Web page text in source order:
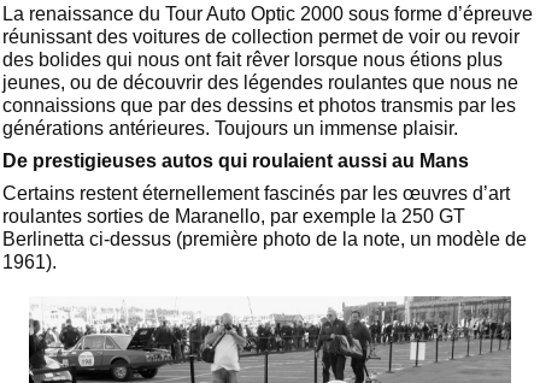
La renaissance du Tour Auto Optic 2000 sous forme d’épreuve
réunissant des voitures de collection permet de voir ou revoir
des bolides qui nous ont fait rêver lorsque nous étions plus
jeunes, ou de découvrir des légendes roulantes que nous ne
connaissions que par des dessins et photos transmis par les
générations antérieures. Toujours un immense plaisir.
De prestigieuses autos qui roulaient aussi au Mans
Certains restent éternellement fascinés par les œuvres d’art
roulantes sorties de Maranello, par exemple la 250 GT
Berlinetta ci-dessus (première photo de la note, un modèle de
1961).